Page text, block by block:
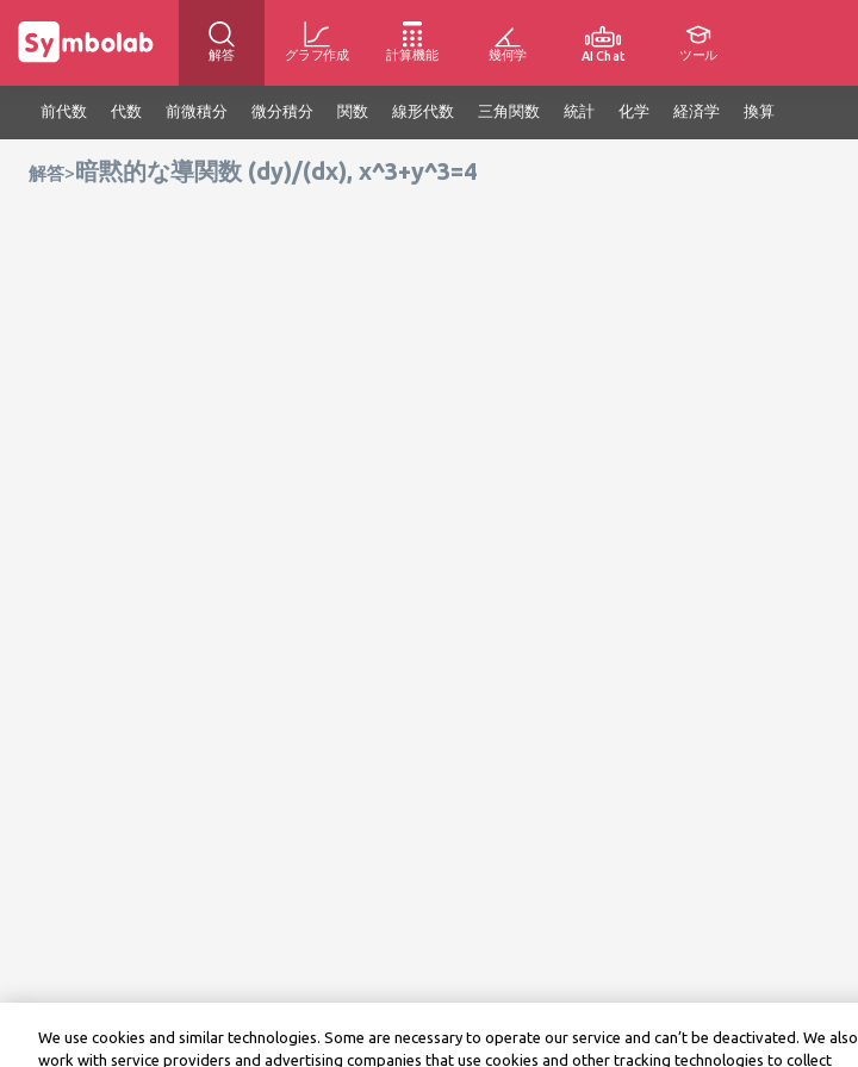
解答 グラフ作成 計算機能 幾何学 AI Chat ツール
前代数 代数 前微積分 微分積分 関数 線形代数 三角関数 統計 化学 経済学 換算
解答>暗黙的な導関数 (dy)/(dx), x^3+y^3=4
We use cookies and similar technologies. Some are necessary to operate our service and can’t be deactivated. We also
work with service providers and advertising companies that use cookies and other tracking technologies to collect